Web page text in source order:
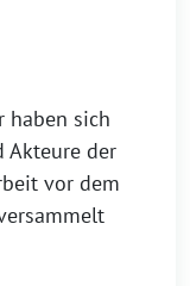
haben sich
Akteure der
vor dem